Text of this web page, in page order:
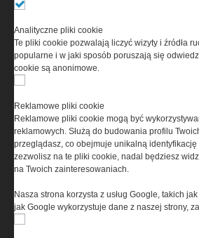
informacji na Twoim komputerze. Pliki
w celu świadczenia usług na
w tym w sposób dostosowany do
Korzystanie z witryny bez zmiany
cookies oznacza, że będą one
dokonać zmiany ustawień przeglądarki
cookies. Nim Państwo zaczną
serwisu prosimy o zapoznanie się z
prywatności oraz informacją o cookies
Analityczne pliki cookie
Te pliki cookie pozwalają liczyć wizyty i źródła
popularne i w jaki sposób poruszają się
cookie są anonimowe.
Reklamowe pliki cookie
Reklamowe pliki cookie mogą być
reklamowych. Służą do budowania profilu
przeglądasz, co obejmuje unikalną
zezwolisz na te pliki cookie, nadal będziesz
na Twoich zainteresowaniach.
Nasza strona korzysta z usług Google, takich
jak Google wykorzystuje dane z naszej strony,